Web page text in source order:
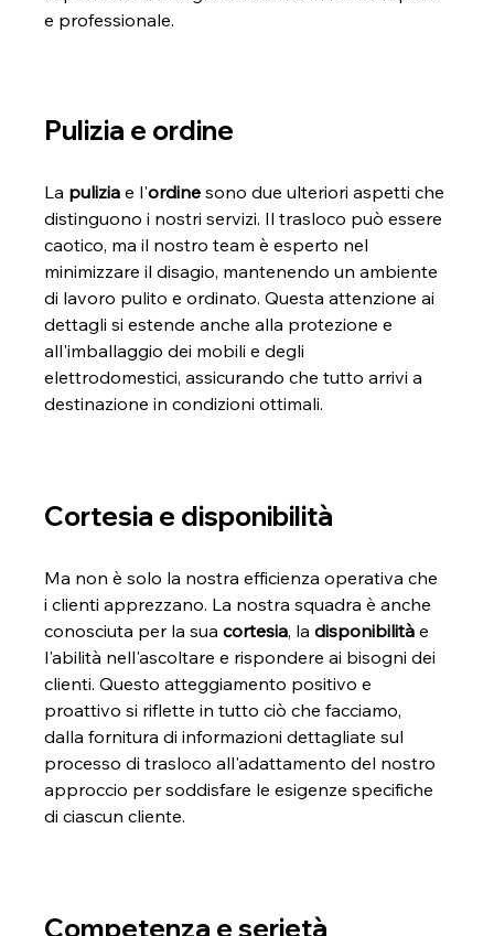
e professionale.
Pulizia e ordine
La pulizia e l'ordine sono due ulteriori aspetti che
distinguono i nostri servizi. Il trasloco può essere
caotico, ma il nostro team è esperto nel
minimizzare il disagio, mantenendo un ambiente
di lavoro pulito e ordinato. Questa attenzione ai
dettagli si estende anche alla protezione e
all'imballaggio dei mobili e degli
elettrodomestici, assicurando che tutto arrivi a
destinazione in condizioni ottimali.
Cortesia e disponibilità
Ma non è solo la nostra efficienza operativa che
i clienti apprezzano. La nostra squadra è anche
conosciuta per la sua cortesia, la disponibilità e
l'abilità nell'ascoltare e rispondere ai bisogni dei
clienti. Questo atteggiamento positivo e
proattivo si riflette in tutto ciò che facciamo,
dalla fornitura di informazioni dettagliate sul
processo di trasloco all'adattamento del nostro
approccio per soddisfare le esigenze specifiche
di ciascun cliente.
Competenza e serietà